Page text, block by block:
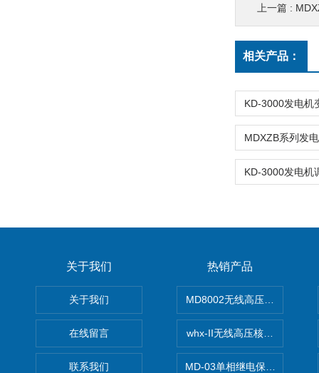
上一篇 :
相关产品：
关于我们
关于我们
在线留言
联系我们
热销产品
MD8002无线高压核相仪
whx-II无线高压核相仪
MD-03单相继电保护测试仪价